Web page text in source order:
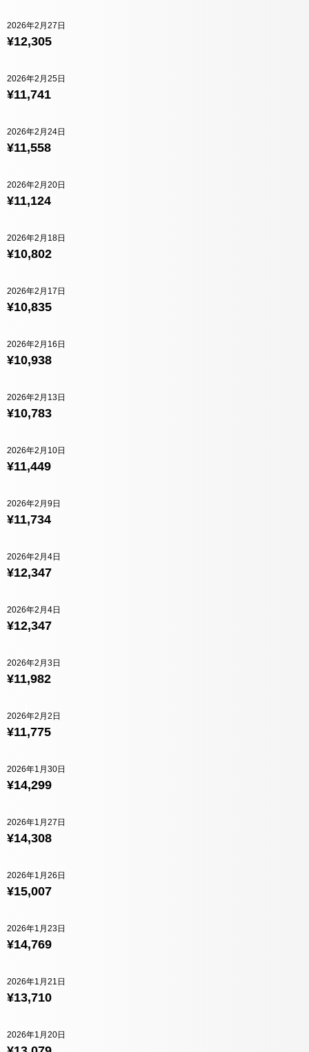
¥12,305
2026年2月27日
¥11,741
2026年2月25日
¥11,558
2026年2月24日
¥11,124
2026年2月20日
¥10,802
2026年2月18日
¥10,835
2026年2月17日
¥10,938
2026年2月16日
¥10,783
2026年2月13日
¥11,449
2026年2月10日
¥11,734
2026年2月9日
¥12,347
2026年2月4日
¥12,347
2026年2月4日
¥11,982
2026年2月3日
¥11,775
2026年2月2日
¥14,299
2026年1月30日
¥14,308
2026年1月27日
¥15,007
2026年1月26日
¥14,769
2026年1月23日
¥13,710
2026年1月21日
2026年1月20日